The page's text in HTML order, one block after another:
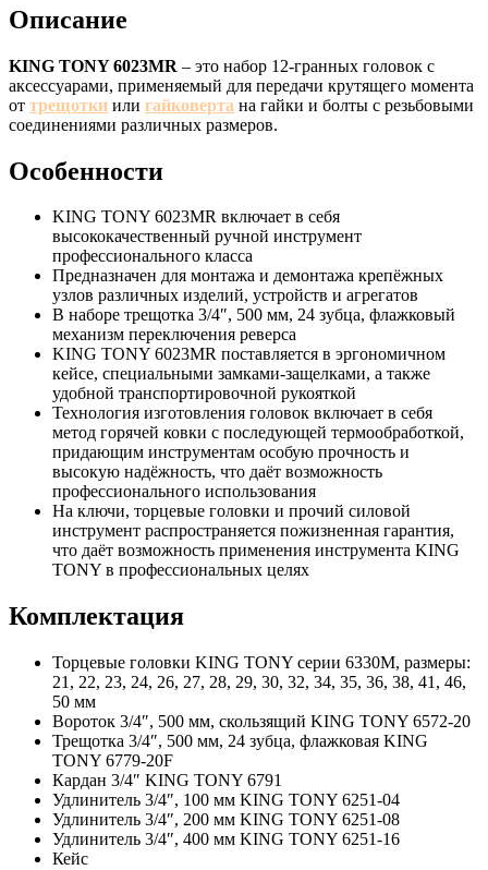
Описание
KING TONY 6023MR – это набор 12-гранных головок с
аксессуарами, применяемый для передачи крутящего момента
от трещотки или гайковерта на гайки и болты с резьбовыми
соединениями различных размеров.
Особенности
KING TONY 6023MR включает в себя
высококачественный ручной инструмент
профессионального класса
Предназначен для монтажа и демонтажа крепёжных
узлов различных изделий, устройств и агрегатов
В наборе трещотка 3/4″, 500 мм, 24 зубца, флажковый
механизм переключения реверса
KING TONY 6023MR поставляется в эргономичном
кейсе, специальными замками-защелками, а также
удобной транспортировочной рукояткой
Технология изготовления головок включает в себя
метод горячей ковки с последующей термообработкой,
придающим инструментам особую прочность и
высокую надёжность, что даёт возможность
профессионального использования
На ключи, торцевые головки и прочий силовой
инструмент распространяется пожизненная гарантия,
что даёт возможность применения инструмента KING
TONY в профессиональных целях
Комплектация
Торцевые головки KING TONY серии 6330M, размеры:
21, 22, 23, 24, 26, 27, 28, 29, 30, 32, 34, 35, 36, 38, 41, 46,
50 мм
Вороток 3/4″, 500 мм, скользящий KING TONY 6572-20
Трещотка 3/4″, 500 мм, 24 зубца, флажковая KING
TONY 6779-20F
Кардан 3/4″ KING TONY 6791
Удлинитель 3/4″, 100 мм KING TONY 6251-04
Удлинитель 3/4″, 200 мм KING TONY 6251-08
Удлинитель 3/4″, 400 мм KING TONY 6251-16
Кейс